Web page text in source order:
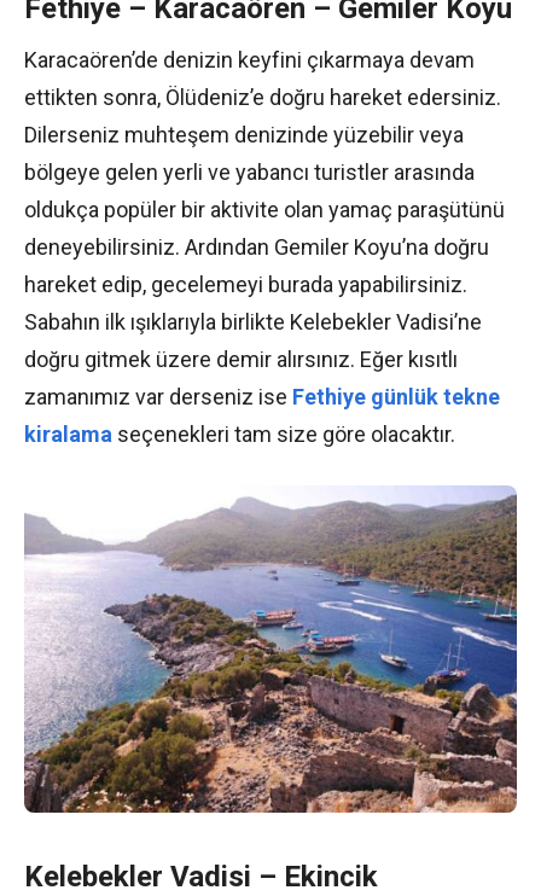
Fethiye – Karacaören – Gemiler Koyu
Karacaören’de denizin keyfini çıkarmaya devam
ettikten sonra, Ölüdeniz’e doğru hareket edersiniz.
Dilerseniz muhteşem denizinde yüzebilir veya
bölgeye gelen yerli ve yabancı turistler arasında
oldukça popüler bir aktivite olan yamaç paraşütünü
deneyebilirsiniz. Ardından Gemiler Koyu’na doğru
hareket edip, gecelemeyi burada yapabilirsiniz.
Sabahın ilk ışıklarıyla birlikte Kelebekler Vadisi’ne
doğru gitmek üzere demir alırsınız. Eğer kısıtlı
zamanımız var derseniz ise Fethiye günlük tekne
kiralama seçenekleri tam size göre olacaktır.
Kelebekler Vadisi – Ekincik